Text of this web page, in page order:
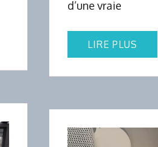
d’une vraie
LIRE PLUS